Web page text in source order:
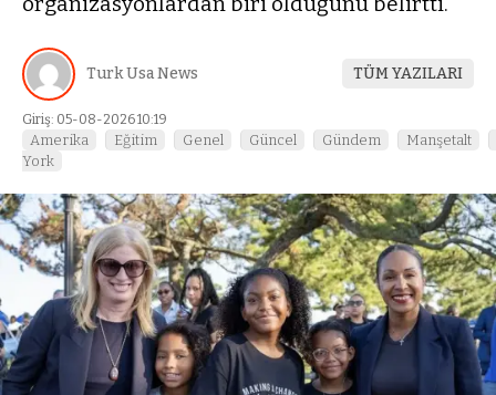
Turk Usa News TÜM YAZILARI
Giriş: 05-08-2026 10:19
Amerika Eğitim Genel Güncel Gündem
Manşetalt
York